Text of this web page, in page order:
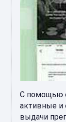
С помощью
активные и
выдачи